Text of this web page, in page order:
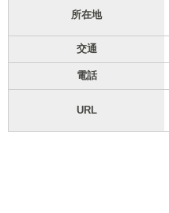
所在地
交通
電話
URL